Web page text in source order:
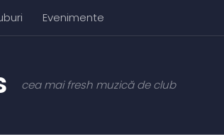
Evenimente
cea mai fresh muzică de club